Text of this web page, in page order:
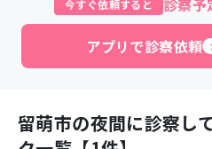
今すぐ依頼すると 診察予
アプリで診察依頼
留萌市の夜間に診察し